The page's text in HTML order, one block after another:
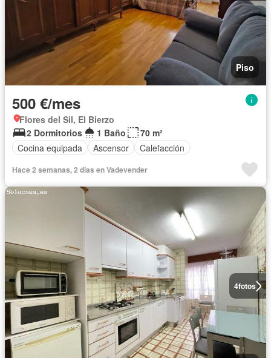
Piso
500 €/mes
Flores del Sil, El Bierzo
2 Dormitorios
1 Baño
70 m²
Cocina equipada
Ascensor Calefacción
Hace 2 semanas, 2 días en Vadevender
4fotos